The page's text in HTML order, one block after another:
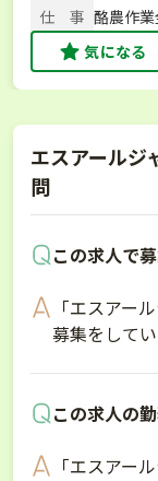
仕 事 酪農作
食育交
気になる
エスアールジ
問
この求人で
「エスアー
募集をしてい
この求人の
「エスアー